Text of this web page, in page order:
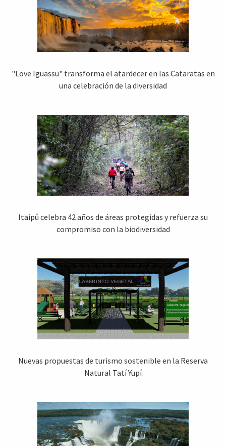
"Love Iguassu" transforma el atardecer en las Cataratas en
una celebración de la diversidad
Itaipú celebra 42 años de áreas protegidas y refuerza su
compromiso con la biodiversidad
Nuevas propuestas de turismo sostenible en la Reserva
Natural Tatí Yupí